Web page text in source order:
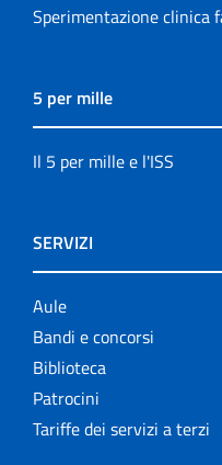
Sperimentazione clinica
5 per mille
Il 5 per mille e l'ISS
SERVIZI
Aule
Bandi e concorsi
Biblioteca
Patrocini
Tariffe dei servizi a terzi